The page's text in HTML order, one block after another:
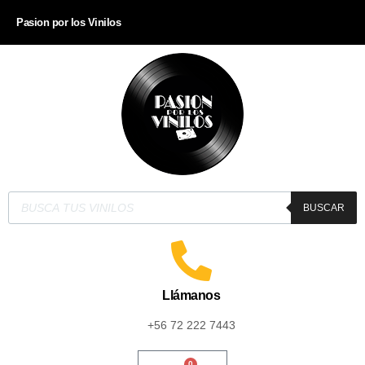
Pasion por los Vinilos
BUSCAR
Llámanos
+56 72 222 7443